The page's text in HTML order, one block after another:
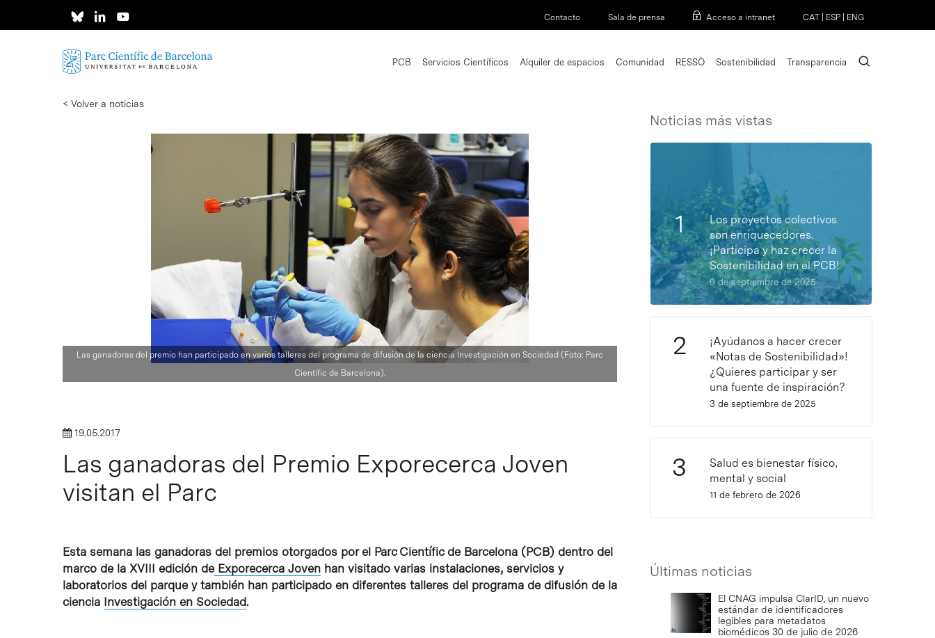
Contacto Sala de prensa Acceso a intranet CAT ESP ENG
Intro para buscar o ESC per cerrar
PCB Servicios Científicos Alquiler de espacios Comunidad RESSÒ Sostenibilidad Transparencia search
< Volver a noticias
Las ganadoras del premio han participado en varios talleres del programa de difusión de la ciencia Investigación en Sociedad (Foto: Parc
Científic de Barcelona).
19.05.2017
Las ganadoras del Premio Exporecerca Joven
visitan el Parc
Esta semana las ganadoras del premios otorgados por el Parc Científic de Barcelona (PCB) dentro del
marco de la XVIII edición deExporecerca Joven han visitado varias instalaciones, servicios y
laboratorios del parque y también han participado en diferentes talleres del programa de difusión de la
ciencia Investigación en Sociedad.
Noticias más vistas
Los proyectos colectivos
son enriquecedores.
¡Participa y haz crecer la
Sostenibilidad en el PCB!
9 de septiembre de 2025
¡Ayúdanos a hacer crecer
«Notas de Sostenibilidad»!
¿Quieres participar y ser
una fuente de inspiración?
3 de septiembre de 2025
Salud es bienestar físico,
mental y social
11 de febrero de 2026
Últimas noticias
El CNAG impulsa ClarID, un nuevo
estándar de identificadores
legibles para metadatos
biomédicos 30 de julio de 2026